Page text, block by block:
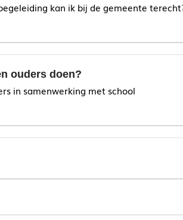
kan ik bij de gemeente
ouders doen?
in samenwerking met school